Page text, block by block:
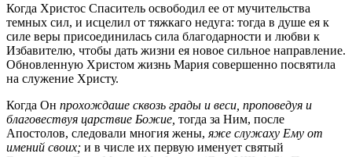
Когда Христос Спаситель освободил ее от мучительства
темных сил, и исцелил от тяжкаго недуга: тогда в душе ея к
силе веры присоединилась сила благодарности и любви к
Избавителю, чтобы дать жизни ея новое сильное направление.
Обновленную Христом жизнь Мария совершенно посвятила
на служение Христу.
Когда Он прохождаше сквозь грады и веси, проповедуя и
благовествуя царствие Божие, тогда за Ним, после
Апостолов, следовали многия жены, яже служаху Ему от
имений своих; и в числе их первую именует святый